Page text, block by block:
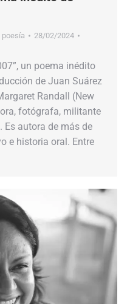
poesía
28/02/2024
un poema inédito
de Juan Suárez
Randall (New
fotógrafa, militante
autora de más de
e historia oral. Entre